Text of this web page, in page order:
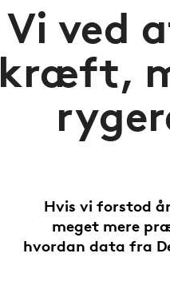
Vi ved
kræft,
Hvis vi forstod
meget mere
hvordan data fra